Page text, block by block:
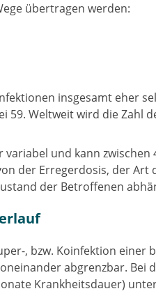
übertragen werden:
insgesamt eher
59. Weltweit wird die Zahl
und kann zwischen
der Erregerdosis, der
der Betroffenen
, bzw. Koinfektion einer
abgrenzbar. Bei
Krankheitsdauer)